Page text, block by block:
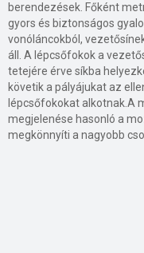
berendezések. Főként
gyors és biztonságos
vonóláncokból,
áll. A lépcsőfokok a
tetejére érve síkba
követik a pályájukat az
lépcsőfokokat alkotnak.A
megjelenése hasonló a